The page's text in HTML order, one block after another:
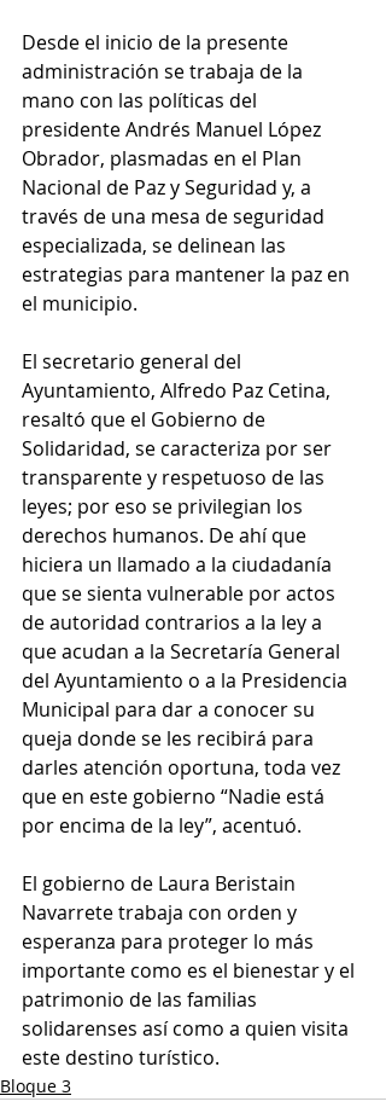
Desde el inicio de la presente
administración se trabaja de la
mano con las políticas del
presidente Andrés Manuel López
Obrador, plasmadas en el Plan
Nacional de Paz y Seguridad y, a
través de una mesa de seguridad
especializada, se delinean las
estrategias para mantener la paz en
el municipio.
El secretario general del
Ayuntamiento, Alfredo Paz Cetina,
resaltó que el Gobierno de
Solidaridad, se caracteriza por ser
transparente y respetuoso de las
leyes; por eso se privilegian los
derechos humanos. De ahí que
hiciera un llamado a la ciudadanía
que se sienta vulnerable por actos
de autoridad contrarios a la ley a
que acudan a la Secretaría General
del Ayuntamiento o a la Presidencia
Municipal para dar a conocer su
queja donde se les recibirá para
darles atención oportuna, toda vez
que en este gobierno “Nadie está
por encima de la ley”, acentuó.
El gobierno de Laura Beristain
Navarrete trabaja con orden y
esperanza para proteger lo más
importante como es el bienestar y el
patrimonio de las familias
solidarenses así como a quien visita
este destino turístico.
Bloque 3